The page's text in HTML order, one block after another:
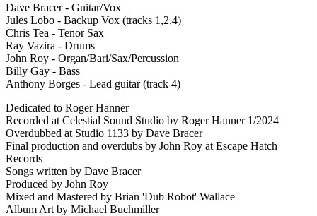
Dave Bracer - Guitar/Vox
Jules Lobo - Backup Vox (tracks 1,2,4)
Chris Tea - Tenor Sax
Ray Vazira - Drums
John Roy - Organ/Bari/Sax/Percussion
Billy Gay - Bass
Anthony Borges - Lead guitar (track 4)
Dedicated to Roger Hanner
Recorded at Celestial Sound Studio by Roger Hanner 1/2024
Overdubbed at Studio 1133 by Dave Bracer
Final production and overdubs by John Roy at Escape Hatch
Records
Songs written by Dave Bracer
Produced by John Roy
Mixed and Mastered by Brian 'Dub Robot' Wallace
Album Art by Michael Buchmiller